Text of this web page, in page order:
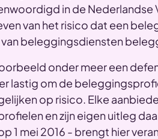
in de Nederlandse
van het risico dat een
beleggingsdiensten
onder meer een
lastig om de
op risico. Elke
en zijn eigen uitleg
1 mei 2016 - brengt hier